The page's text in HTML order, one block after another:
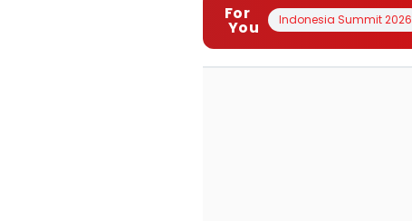
For
You Indonesia Summit 2026